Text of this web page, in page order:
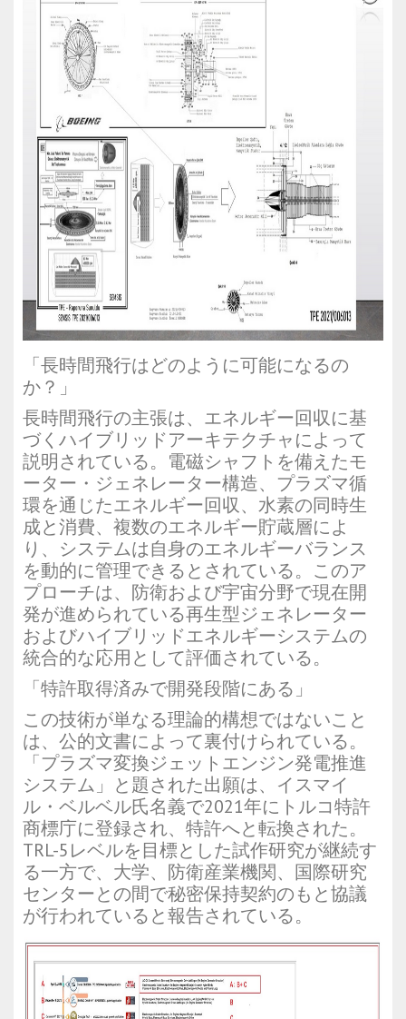
「長時間飛行はどのように可能になるの
か？」
長時間飛行の主張は、エネルギー回収に基
づくハイブリッドアーキテクチャによって
説明されている。電磁シャフトを備えたモ
ーター・ジェネレーター構造、プラズマ循
環を通じたエネルギー回収、水素の同時生
成と消費、複数のエネルギー貯蔵層によ
り、システムは自身のエネルギーバランス
を動的に管理できるとされている。このア
プローチは、防衛および宇宙分野で現在開
発が進められている再生型ジェネレーター
およびハイブリッドエネルギーシステムの
統合的な応用として評価されている。
「特許取得済みで開発段階にある」
この技術が単なる理論的構想ではないこと
は、公的文書によって裏付けられている。
「プラズマ変換ジェットエンジン発電推進
システム」と題された出願は、イスマイ
ル・ベルベル氏名義で2021年にトルコ特許
商標庁に登録され、特許へと転換された。
TRL-5レベルを目標とした試作研究が継続す
る一方で、大学、防衛産業機関、国際研究
センターとの間で秘密保持契約のもと協議
が行われていると報告されている。